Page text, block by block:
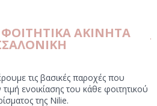
ΑΚΙΝΗΤΑ
τις βασικές παροχές που
ενοικίασης του κάθε φοιτητικού
της Nilie.